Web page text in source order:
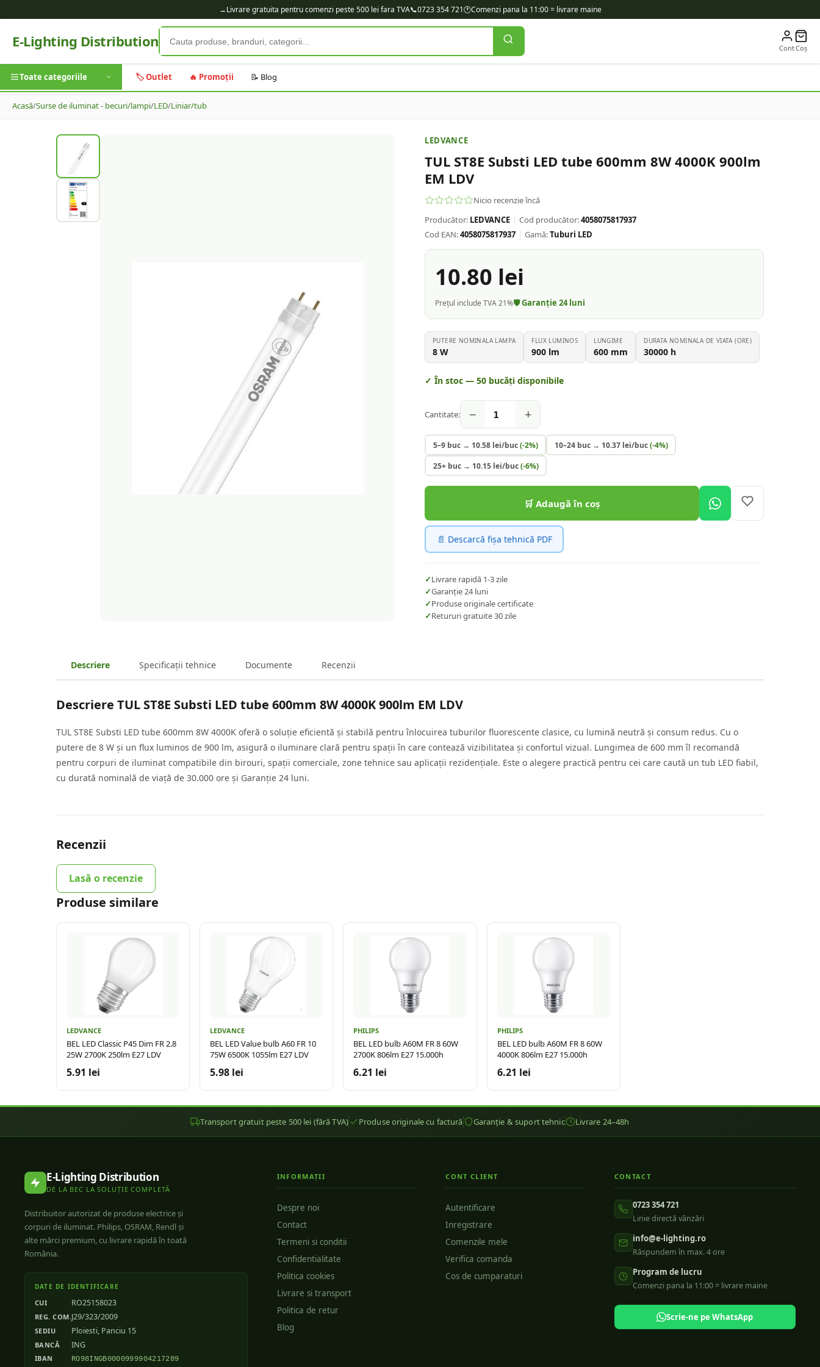
→Livrare gratuita pentru comenzi peste 500 lei fara TVA📞0723 354 721🕐Comenzi pana la 11:00 = livrare maine
E-Lighting Distribution ContCoș
Toate categoriile 🏷️ Outlet 🔥 Promoții 📝 Blog
Acasă/Surse de iluminat - becuri/lampi/LED/Liniar/tub
LEDVANCE
TUL ST8E Substi LED tube 600mm 8W 4000K 900lm
EM LDV
Nicio recenzie încă
Producător: LEDVANCE | Cod producător:4058075817937
Cod EAN:4058075817937 | Gamă:Tuburi LED
10.80 lei
Prețul include TVA 21%🛡️ Garanție 24luni
PUTERE NOMINALA LAMPA
8 W
FLUX LUMINOS
900 lm
LUNGIME
600 mm
DURATA NOMINALA DE VIATA (ORE)
30000 h
✓ În stoc — 50 bucăți disponibile
Cantitate: − +
5–9 buc→ 10.58lei/buc(-2%) 10–24 buc→ 10.37lei/buc(-4%)
25+ buc→ 10.15lei/buc(-6%)
🛒 Adaugă în coș
📄 Descarcă fișa tehnică PDF
✓Livrare rapidă 1-3 zile
✓Garanție 24 luni
✓Produse originale certificate
✓Retururi gratuite 30 zile
Descriere Specificații tehnice Documente Recenzii
Descriere TUL ST8E Substi LED tube 600mm 8W 4000K 900lm EM LDV
TUL ST8E Substi LED tube 600mm 8W 4000K oferă o soluție eficientă și stabilă pentru înlocuirea tuburilor fluorescente clasice, cu lumină neutră și consum redus. Cu o
putere de 8 W și un flux luminos de 900 lm, asigură o iluminare clară pentru spații în care contează vizibilitatea și confortul vizual. Lungimea de 600 mm îl recomandă
pentru corpuri de iluminat compatibile din birouri, spații comerciale, zone tehnice sau aplicații rezidențiale. Este o alegere practică pentru cei care caută un tub LED fiabil,
cu durată nominală de viață de 30.000 ore și Garanție 24 luni.
Recenzii
Lasă o recenzie
Produse similare
LEDVANCE
BEL LED Classic P45 Dim FR 2.8
25W 2700K 250lm E27 LDV
5.91 lei
LEDVANCE
BEL LED Value bulb A60 FR 10
75W 6500K 1055lm E27 LDV
5.98 lei
PHILIPS
BEL LED bulb A60M FR 8 60W
2700K 806lm E27 15.000h
6.21 lei
PHILIPS
BEL LED bulb A60M FR 8 60W
4000K 806lm E27 15.000h
6.21 lei
Transport gratuit peste 500 lei (fără TVA) Produse originale cu factură Garanție & suport tehnic Livrare 24–48h
E-Lighting Distribution
DE LA BEC LA SOLUȚIE COMPLETĂ
Distribuitor autorizat de produse electrice și
corpuri de iluminat. Philips, OSRAM, Rendl și
alte mărci premium, cu livrare rapidă în toată
România.
DATE DE IDENTIFICARE
CUI RO25158023
REG. COM.J29/323/2009
SEDIU Ploiesti, Panciu 15
BANCĂ ING
IBAN RO98INGB0000999904217289
INFORMAȚII
Despre noi
Contact
Termeni si conditii
Confidentialitate
Politica cookies
Livrare si transport
Politica de retur
Blog
CONT CLIENT
Autentificare
Inregistrare
Comenzile mele
Verifica comanda
Cos de cumparaturi
CONTACT
0723 354 721
Linie directă vânzări
info@e-lighting.ro
Răspundem în max. 4 ore
Program de lucru
Comenzi pana la 11:00 = livrare maine
Scrie-ne pe WhatsApp